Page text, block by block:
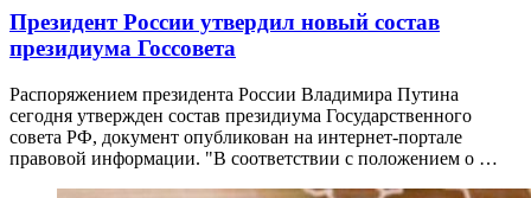
Президент России утвердил новый состав
президиума Госсовета
Распоряжением президента России Владимира Путина
сегодня утвержден состав президиума Государственного
совета РФ, документ опубликован на интернет-портале
правовой информации. "В соответствии с положением о …